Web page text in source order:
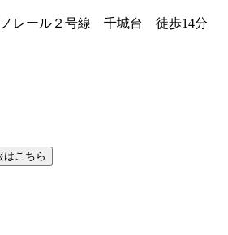
ノレール２号線 千城台 徒歩14分